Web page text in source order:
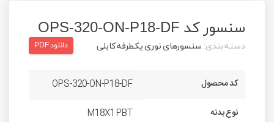
سنسور کد OPS-320-ON-P18-DF
دانلود PDF دسته بندی: سنسورهای نوری یکطرفه کابلی
کد محصول
OPS-320-ON-P18-DF
نوع بدنه
M18X1 PBT